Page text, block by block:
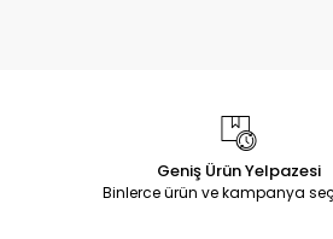
Geniş Ürün Yelpazesi
Binlerce ürün ve kampanya